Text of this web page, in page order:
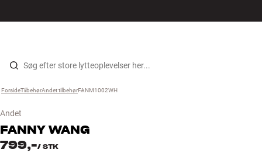
Gå til indhold
Højtaler
Høretelefoner
Forside ›
Tilbehør ›
Andet tilbehør ›
FANM1002WH
Andet
FANNY WANG
799,-/ STK